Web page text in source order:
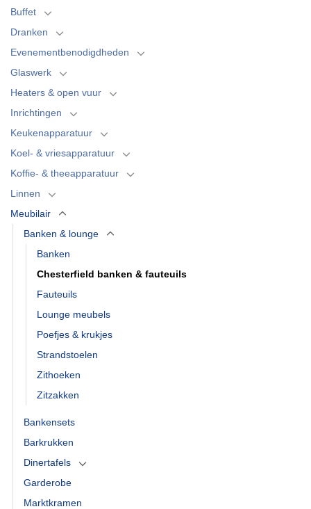
Buffet
Dranken
Evenementbenodigdheden
Glaswerk
Heaters & open vuur
Inrichtingen
Keukenapparatuur
Koel- & vriesapparatuur
Koffie- & theeapparatuur
Linnen
Meubilair
Banken & lounge
Banken
Chesterfield banken & fauteuils
Fauteuils
Lounge meubels
Poefjes & krukjes
Strandstoelen
Zithoeken
Zitzakken
Bankensets
Barkrukken
Dinertafels
Garderobe
Marktkramen